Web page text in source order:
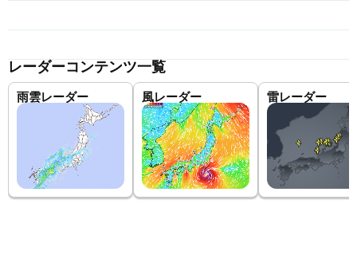
レーダーコンテンツ一覧
雨雲レーダー 風レーダー 雷レーダー